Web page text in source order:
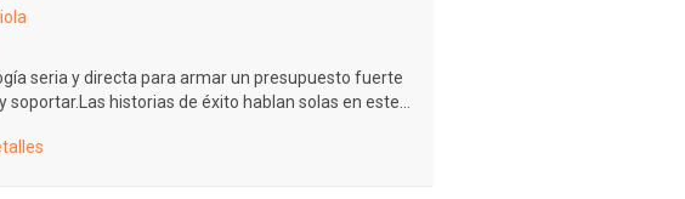
seria y directa para armar un presupuesto fuerte
historias de éxito hablan solas en este...